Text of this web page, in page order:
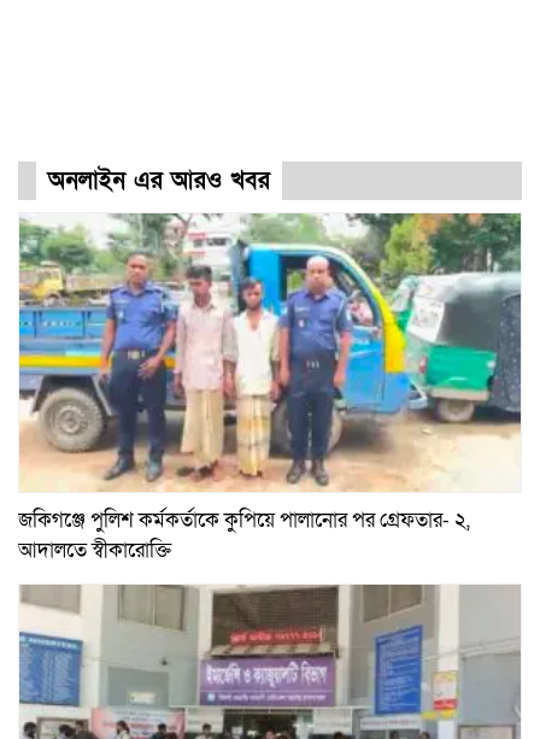
অনলাইন এর আরও খবর
জকিগঞ্জে পুলিশ কর্মকর্তাকে কুপিয়ে পালানোর পর গ্রেফতার- ২,
আদালতে স্বীকারোক্তি